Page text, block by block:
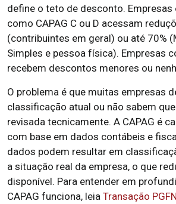
define o teto de desconto.
como CAPAG C ou D acessam
(contribuintes em geral) ou até 70%
Simples e pessoa física). Empresas
recebem descontos menores ou
O problema é que muitas empresas
classificação atual ou não sabem
revisada tecnicamente. A CAPAG é
com base em dados contábeis e
dados podem resultar em
a situação real da empresa, o que
disponível. Para entender em
CAPAG funciona, leia Transação